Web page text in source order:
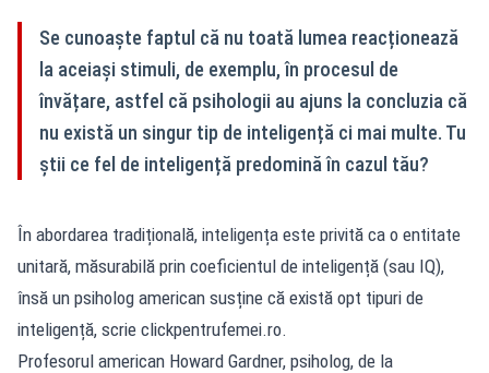
Se cunoaște faptul că nu toată lumea reacționează
la aceiași stimuli, de exemplu, în procesul de
învățare, astfel că psihologii au ajuns la concluzia că
nu există un singur tip de inteligență ci mai multe. Tu
știi ce fel de inteligență predomină în cazul tău?
În abordarea tradițională, inteligența este privită ca o entitate
unitară, măsurabilă prin coeficientul de inteligență (sau IQ),
însă un psiholog american susține că există opt tipuri de
inteligență, scrie clickpentrufemei.ro.
Profesorul american Howard Gardner, psiholog, de la